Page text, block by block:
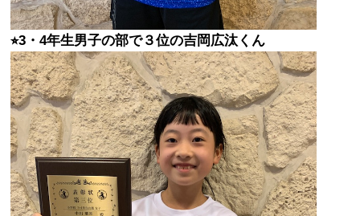
⭐︎3・4年生男子の部で３位の吉岡広汰くん